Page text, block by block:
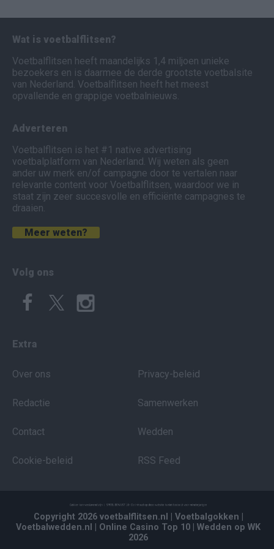
Wat is voetbalflitsen?
Voetbalflitsen heeft maandelijks 1,4 miljoen unieke
bezoekers en is daarmee de derde grootste voetbalsite
van Nederland. Voetbalflitsen heeft het meest
opvallende en grappige voetbalnieuws.
Adverteren
Voetbalflitsen is het #1 native advertising
voetbalplatform van Nederland. Wij weten als geen
ander uw merk en/of campagne door te vertalen naar
relevante content voor Voetbalflitsen, waardoor we in
staat zijn zeer succesvolle en efficiënte campagnes te
draaien.
Meer weten?
Volg ons
Extra
Over ons
Redactie
Contact
Cookie-beleid
Privacy-beleid
Samenwerken
Wedden
RSS Feed
Copyright 2026 voetbalflitsen.nl | Voetbalgokken
Voetbalwedden.nl
| Online Casino Top 10 | Wedden op WK
2026